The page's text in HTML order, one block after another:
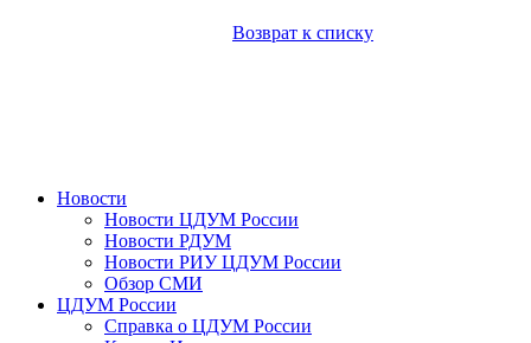
Возврат к списку
Новости
Новости ЦДУМ России
Новости РДУМ
Новости РИУ ЦДУМ России
Обзор СМИ
ЦДУМ России
Справка о ЦДУМ России